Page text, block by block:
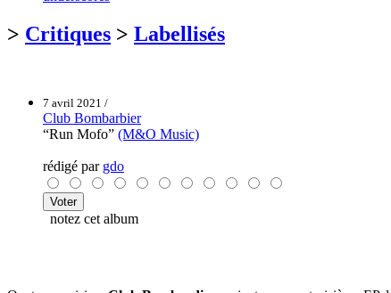
> Critiques > Labellisés
7 avril 2021 /
Club Bombarbier
“Run Mofo” (M&O Music)
rédigé par gdo
notez cet album